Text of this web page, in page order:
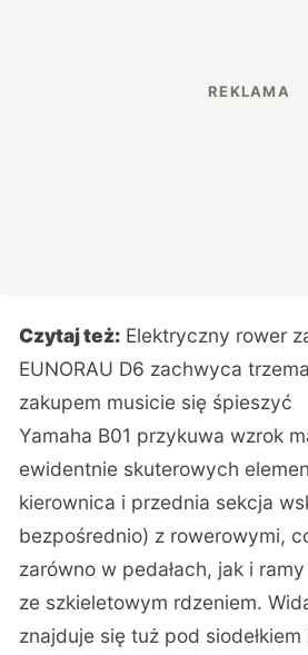
Czytaj też: Elektryczny rower
EUNORAU D6 zachwyca
zakupem musicie się śpieszyć
Yamaha B01 przykuwa wzrok
ewidentnie skuterowych
kierownica i przednia sekcja
bezpośrednio) z rowerowymi,
zarówno w pedałach, jak i
ze szkieletowym rdzeniem.
znajduje się tuż pod